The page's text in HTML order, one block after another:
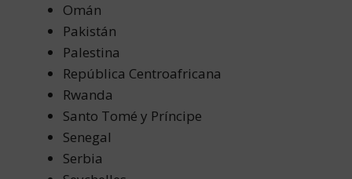
Omán
Pakistán
Palestina
República Centroafricana
Rwanda
Santo Tomé y Príncipe
Senegal
Serbia